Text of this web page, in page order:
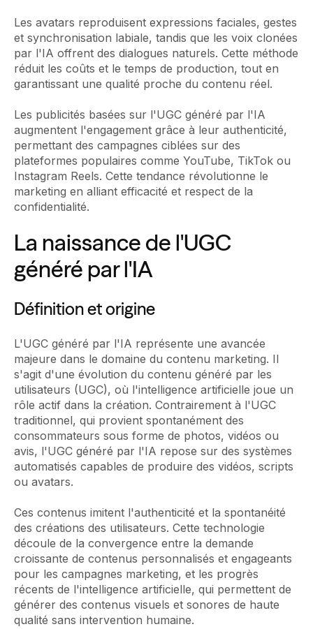
Les avatars reproduisent expressions faciales, gestes
et synchronisation labiale, tandis que les voix clonées
par l'IA offrent des dialogues naturels. Cette méthode
réduit les coûts et le temps de production, tout en
garantissant une qualité proche du contenu réel.
Les publicités basées sur l'UGC généré par l'IA
augmentent l'engagement grâce à leur authenticité,
permettant des campagnes ciblées sur des
plateformes populaires comme YouTube, TikTok ou
Instagram Reels. Cette tendance révolutionne le
marketing en alliant efficacité et respect de la
confidentialité.
La naissance de l'UGC
généré par l'IA
Définition et origine
L'UGC généré par l'IA représente une avancée
majeure dans le domaine du contenu marketing. Il
s'agit d'une évolution du contenu généré par les
utilisateurs (UGC), où l'intelligence artificielle joue un
rôle actif dans la création. Contrairement à l'UGC
traditionnel, qui provient spontanément des
consommateurs sous forme de photos, vidéos ou
avis, l'UGC généré par l'IA repose sur des systèmes
automatisés capables de produire des vidéos, scripts
ou avatars.
Ces contenus imitent l'authenticité et la spontanéité
des créations des utilisateurs. Cette technologie
découle de la convergence entre la demande
croissante de contenus personnalisés et engageants
pour les campagnes marketing, et les progrès
récents de l'intelligence artificielle, qui permettent de
générer des contenus visuels et sonores de haute
qualité sans intervention humaine.